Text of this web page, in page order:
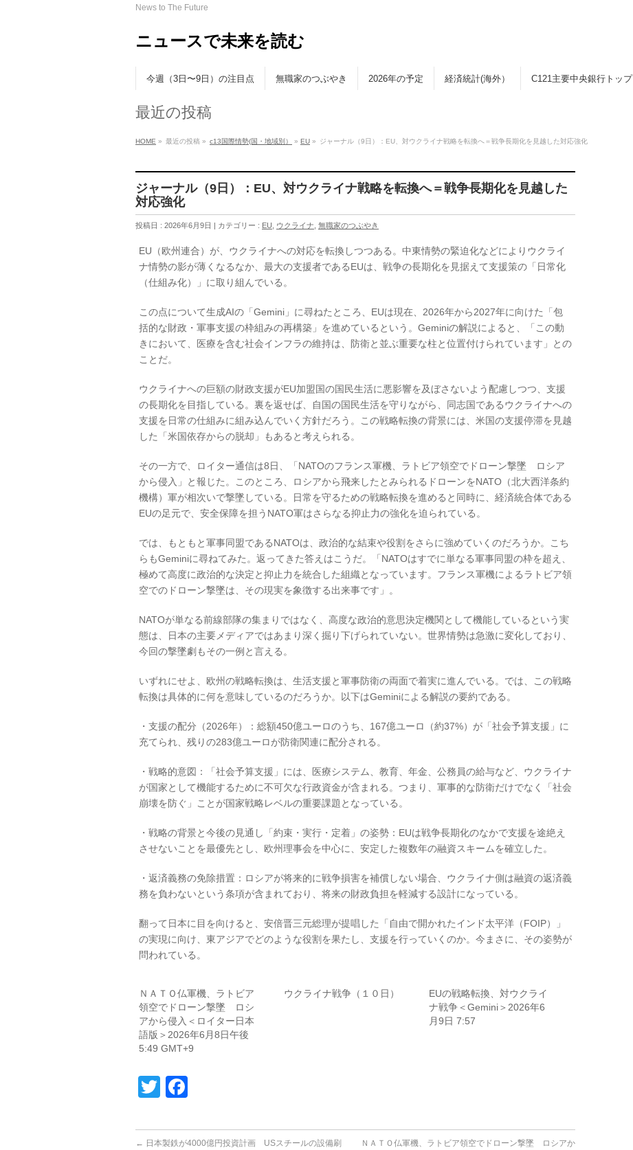
News to The Future
ニュースで未来を読む
今週（3日〜9日）の注目点 無職家のつぶやき 2026年の予定 経済統計(海外） C121主要中央銀行トップ
最近の投稿
HOME » 最近の投稿 » c13国際情勢(国・地域別） » EU » ジャーナル（9日）：EU、対ウクライナ戦略を転換へ＝戦争長期化を見越した対応強化
ジャーナル（9日）：EU、対ウクライナ戦略を転換へ＝戦争長期化を見越した
対応強化
投稿日 : 2026年6月9日 | カテゴリー : EU ウクライナ 無職家のつぶやき
EU（欧州連合）が、ウクライナへの対応を転換しつつある。中東情勢の緊迫化などによりウクライ
ナ情勢の影が薄くなるなか、最大の支援者であるEUは、戦争の長期化を見据えて支援策の「日常化
（仕組み化）」に取り組んでいる。
この点について生成AIの「Gemini」に尋ねたところ、EUは現在、2026年から2027年に向けた「包
括的な財政・軍事支援の枠組みの再構築」を進めているという。Geminiの解説によると、「この動
きにおいて、医療を含む社会インフラの維持は、防衛と並ぶ重要な柱と位置付けられています」との
ことだ。
ウクライナへの巨額の財政支援がEU加盟国の国民生活に悪影響を及ぼさないよう配慮しつつ、支援
の長期化を目指している。裏を返せば、自国の国民生活を守りながら、同志国であるウクライナへの
支援を日常の仕組みに組み込んでいく方針だろう。この戦略転換の背景には、米国の支援停滞を見越
した「米国依存からの脱却」もあると考えられる。
その一方で、ロイター通信は8日、「NATOのフランス軍機、ラトビア領空でドローン撃墜 ロシア
から侵入」と報じた。このところ、ロシアから飛来したとみられるドローンをNATO（北大西洋条約
機構）軍が相次いで撃墜している。日常を守るための戦略転換を進めると同時に、経済統合体である
EUの足元で、安全保障を担うNATO軍はさらなる抑止力の強化を迫られている。
では、もともと軍事同盟であるNATOは、政治的な結束や役割をさらに強めていくのだろうか。こち
らもGeminiに尋ねてみた。返ってきた答えはこうだ。「NATOはすでに単なる軍事同盟の枠を超え、
極めて高度に政治的な決定と抑止力を統合した組織となっています。フランス軍機によるラトビア領
空でのドローン撃墜は、その現実を象徴する出来事です」。
NATOが単なる前線部隊の集まりではなく、高度な政治的意思決定機関として機能しているという実
態は、日本の主要メディアではあまり深く掘り下げられていない。世界情勢は急激に変化しており、
今回の撃墜劇もその一例と言える。
いずれにせよ、欧州の戦略転換は、生活支援と軍事防衛の両面で着実に進んでいる。では、この戦略
転換は具体的に何を意味しているのだろうか。以下はGeminiによる解説の要約である。
・支援の配分（2026年）：総額450億ユーロのうち、167億ユーロ（約37%）が「社会予算支援」に
充てられ、残りの283億ユーロが防衛関連に配分される。
・戦略的意図：「社会予算支援」には、医療システム、教育、年金、公務員の給与など、ウクライナ
が国家として機能するために不可欠な行政資金が含まれる。つまり、軍事的な防衛だけでなく「社会
崩壊を防ぐ」ことが国家戦略レベルの重要課題となっている。
・戦略の背景と今後の見通し「約束・実行・定着」の姿勢：EUは戦争長期化のなかで支援を途絶え
させないことを最優先とし、欧州理事会を中心に、安定した複数年の融資スキームを確立した。
・返済義務の免除措置：ロシアが将来的に戦争損害を補償しない場合、ウクライナ側は融資の返済義
務を負わないという条項が含まれており、将来の財政負担を軽減する設計になっている。
翻って日本に目を向けると、安倍晋三元総理が提唱した「自由で開かれたインド太平洋（FOIP）」
の実現に向け、東アジアでどのような役割を果たし、支援を行っていくのか。今まさに、その姿勢が
問われている。
ＮＡＴＯ仏軍機、ラトビア
領空でドローン撃墜 ロシ
アから侵入＜ロイター日本
語版＞2026年6月8日午後
5:49 GMT+9
ウクライナ戦争（１０日）
EUの戦略転換、対ウクライ
ナ戦争＜Gemini＞2026年6
月9日 7:57
Twitter
← 日本製鉄が4000億円投資計画 USスチールの設備刷
ＮＡＴＯ仏軍機、ラトビア領空でドローン撃墜 ロシアか